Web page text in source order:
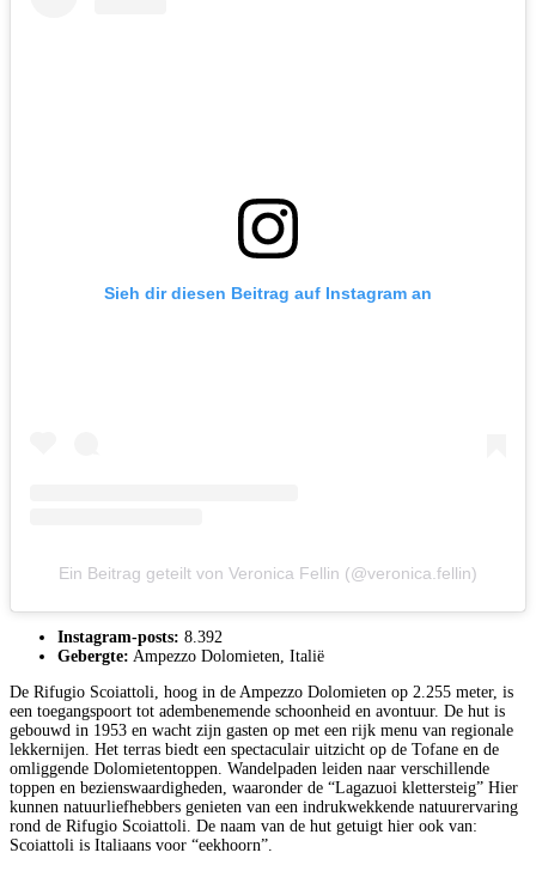
Sieh dir diesen Beitrag auf Instagram an
Ein Beitrag geteilt von Veronica Fellin (@veronica.fellin)
Instagram-posts: 8.392
Gebergte: Ampezzo Dolomieten, Italië
De Rifugio Scoiattoli, hoog in de Ampezzo Dolomieten op 2.255 meter, is
een toegangspoort tot adembenemende schoonheid en avontuur. De hut is
gebouwd in 1953 en wacht zijn gasten op met een rijk menu van regionale
lekkernijen. Het terras biedt een spectaculair uitzicht op de Tofane en de
omliggende Dolomietentoppen. Wandelpaden leiden naar verschillende
toppen en bezienswaardigheden, waaronder de “Lagazuoi klettersteig” Hier
kunnen natuurliefhebbers genieten van een indrukwekkende natuurervaring
rond de Rifugio Scoiattoli. De naam van de hut getuigt hier ook van:
Scoiattoli is Italiaans voor “eekhoorn”.